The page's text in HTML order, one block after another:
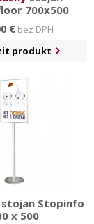
700x500
€bez DPH
produkt
Stopinfo
x 500